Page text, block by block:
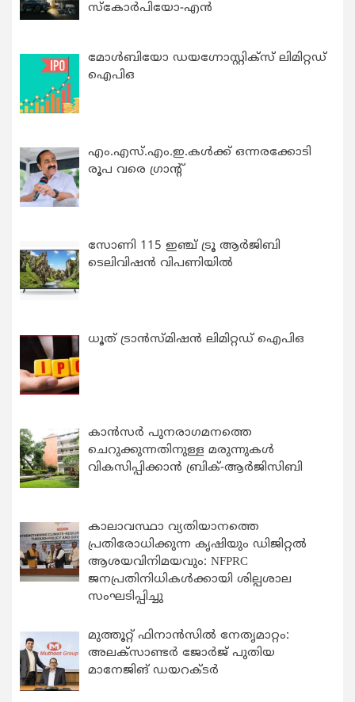
സ്കോർപിയോ-എൻ
മോൾബിയോ ഡയഗ്നോസ്റ്റിക്സ് ലിമിറ്റഡ്
ഐപിഒ
എം.എസ്.എം.ഇ.കൾക്ക് ഒന്നരക്കോടി
രൂപ വരെ ഗ്രാന്റ്
സോണി 115 ഇഞ്ച് ട്രൂ ആർജിബി
ടെലിവിഷൻ വിപണിയിൽ
ധൂത് ട്രാൻസ്മിഷൻ ലിമിറ്റഡ് ഐപിഒ
കാന്‍സര്‍ പുനരാഗമനത്തെ
ചെറുക്കുന്നതിനുള്ള മരുന്നുകള്‍
വികസിപ്പിക്കാന്‍ ബ്രിക്-ആര്‍ജിസിബി
കാലാവസ്ഥാ വ്യതിയാനത്തെ
പ്രതിരോധിക്കുന്ന കൃഷിയും ഡിജിറ്റൽ
ആശയവിനിമയവും: NFPRC
ജനപ്രതിനിധികൾക്കായി ശില്പശാല
സംഘടിപ്പിച്ചു
മുത്തൂറ്റ് ഫിനാൻസിൽ നേതൃമാറ്റം:
അലക്സാണ്ടർ ജോർജ് പുതിയ
മാനേജിങ് ഡയറക്ടർ